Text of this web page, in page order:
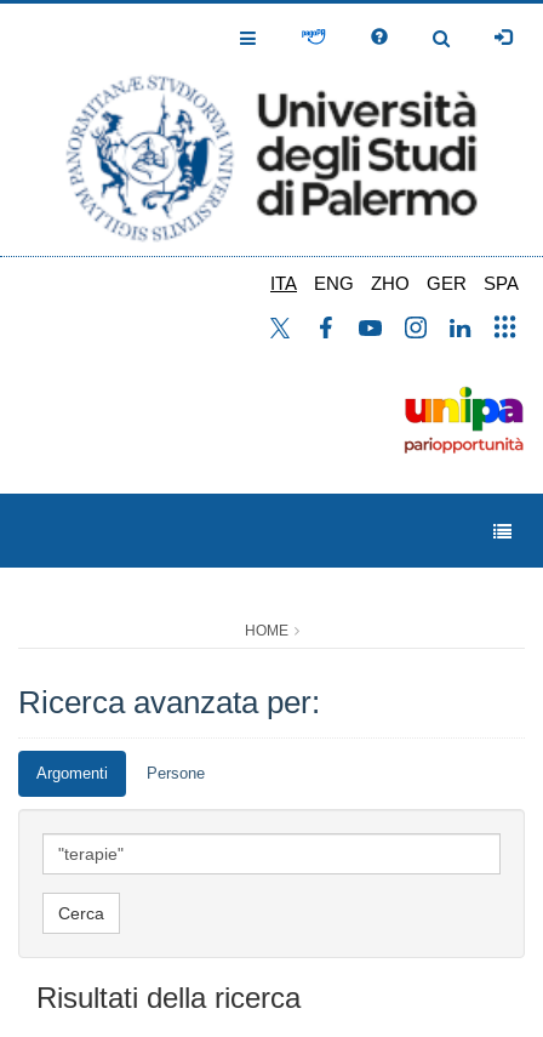
Toggle
Toggle
ITA ENG ZHO GER SPA
HOME
Ricerca avanzata per:
Argomenti Persone
Risultati della ricerca